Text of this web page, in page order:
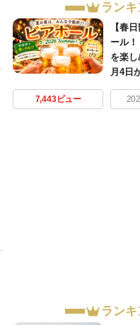
ラン
【春
ール
を楽
月4日
7,443ビュー
ラン